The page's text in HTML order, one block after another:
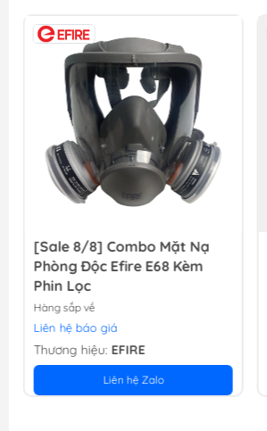
[Sale 8/8] Combo Mặt Nạ
Phòng Độc Efire E68 Kèm
Phin Lọc
Hàng sắp về
Liên hệ báo giá
Thương hiệu: EFIRE
Liên hệ Zalo